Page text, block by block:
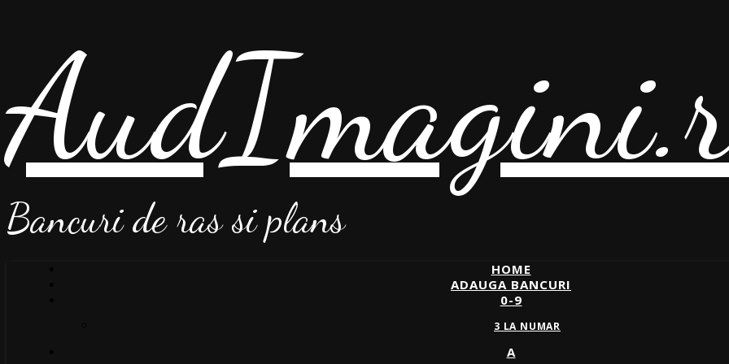
Bancuri de ras si plans
HOME
ADAUGA BANCURI
0-9
3 LA NUMAR
A